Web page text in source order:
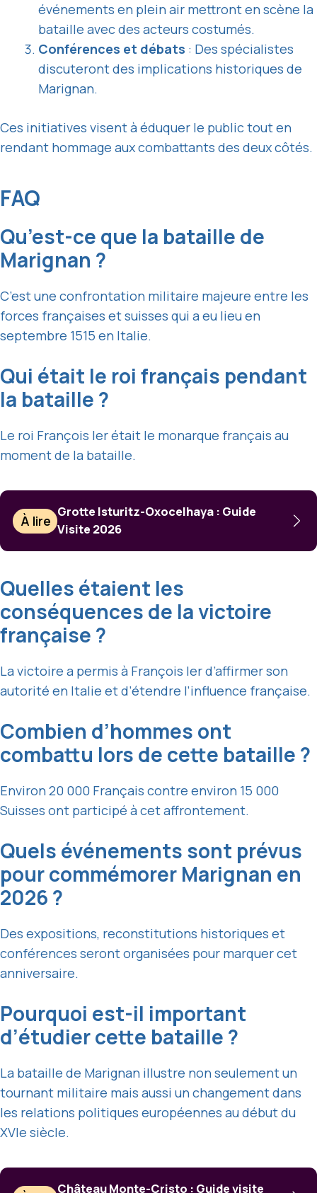
événements en plein air mettront en scène la
bataille avec des acteurs costumés.
Conférences et débats : Des spécialistes
discuteront des implications historiques de
Marignan.
Ces initiatives visent à éduquer le public tout en
rendant hommage aux combattants des deux côtés.
FAQ
Qu’est-ce que la bataille de
Marignan ?
C’est une confrontation militaire majeure entre les
forces françaises et suisses qui a eu lieu en
septembre 1515 en Italie.
Qui était le roi français pendant
la bataille ?
Le roi François Ier était le monarque français au
moment de la bataille.
À lire
Grotte Isturitz-Oxocelhaya : Guide
Visite 2026
Quelles étaient les
conséquences de la victoire
française ?
La victoire a permis à François Ier d’affirmer son
autorité en Italie et d’étendre l’influence française.
Combien d’hommes ont
combattu lors de cette bataille ?
Environ 20 000 Français contre environ 15 000
Suisses ont participé à cet affrontement.
Quels événements sont prévus
pour commémorer Marignan en
2026 ?
Des expositions, reconstitutions historiques et
conférences seront organisées pour marquer cet
anniversaire.
Pourquoi est-il important
d’étudier cette bataille ?
La bataille de Marignan illustre non seulement un
tournant militaire mais aussi un changement dans
les relations politiques européennes au début du
XVIe siècle.
Château Monte-Cristo : Guide visite